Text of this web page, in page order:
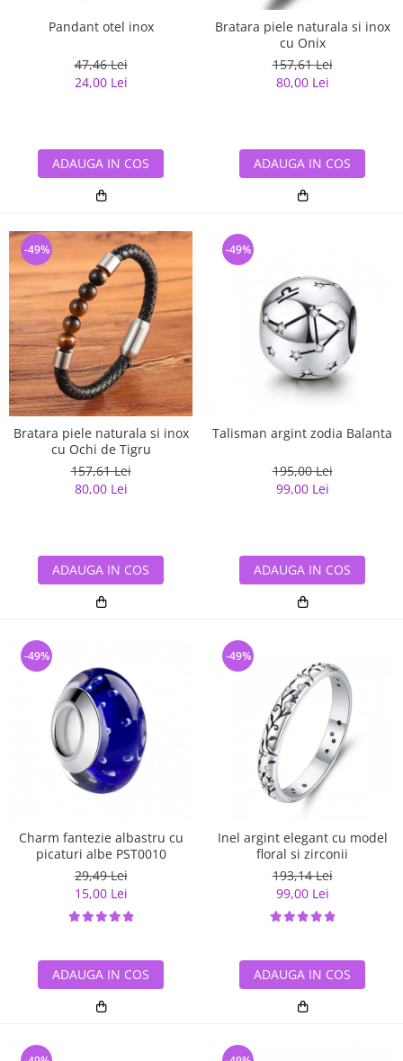
Pandant otel inox
47,46 Lei
24,00 Lei
ADAUGA IN COS
Bratara piele naturala si inox
cu Onix
157,61 Lei
80,00 Lei
ADAUGA IN COS
Bratara piele naturala si inox
cu Ochi de Tigru
157,61 Lei
80,00 Lei
-49%
ADAUGA IN COS
Talisman argint zodia Balanta
195,00 Lei
99,00 Lei
-49%
ADAUGA IN COS
Charm fantezie albastru cu
picaturi albe PST0010
29,49 Lei
15,00 Lei
-49%
ADAUGA IN COS
Inel argint elegant cu model
floral si zirconii
193,14 Lei
99,00 Lei
-49%
ADAUGA IN COS